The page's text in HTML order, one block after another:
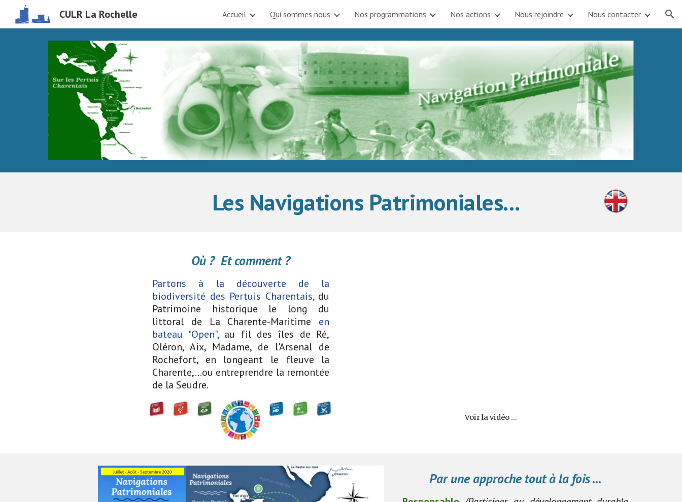
Skip to main content Skip to navigation
CULR La Rochelle Accueil Qui sommes nous Nos programmations Nos actions Nous rejoindre Nous contacter
Les Navigations Patrimoniales...
Où ? Et comment ?
Partons à la découverte de la
biodiversité des Pertuis Charentais,du
Patrimoine historique le long du
littoral de La Charente-Maritime en
bateau "Open",au fil des îles de Ré,
Oléron, Aix, Madame, de l'Arsenal de
Rochefort, en longeant le fleuve la
Charente,...ou entreprendre la remontée
de la Seudre.
Voir la vidéo ...
Par une approche tout à la fois ...